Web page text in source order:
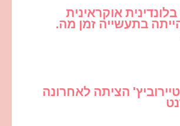
אוקראינית
בתעשייה זמן מה.
הציתה לאחרונה